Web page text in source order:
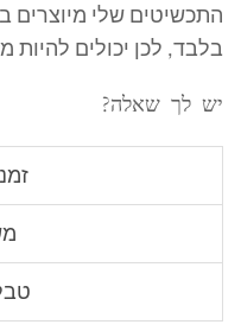
התכשיטים שלי מיוצרים
בלבד, לכן יכולים
יש לך שאלה?
אנחנו מכינים כל